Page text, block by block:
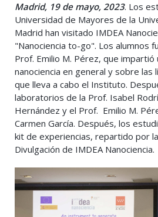
Madrid, 19 de mayo, 2023. Los
Universidad de Mayores de la
Madrid han visitado IMDEA
"Nanociencia to-go". Los alumnos
Prof. Emilio M. Pérez, que impartió
nanociencia en general y sobre las
que lleva a cabo el Instituto.
laboratorios de la Prof. Isabel
Hernández y el Prof. Emilio M.
Carmen García. Después, los
kit de experiencias, repartido por
Divulgación de IMDEA Nanociencia.